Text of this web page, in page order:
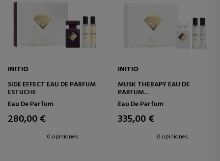
INITIO
SIDE EFFECT EAU DE PARFUM
ESTUCHE
Eau De Parfum
280,00 €
0 opiniones
INITIO
MUSK THERAPY EAU DE
PARFUM
ESTUCHE
Eau De Parfum
335,00 €
0 opiniones